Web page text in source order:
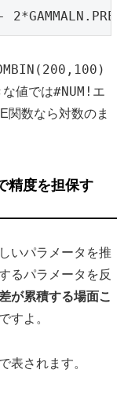
値では#NUM! エ
関数なら対数のま
精度を担保す
いパラメータを推
るパラメータを反
が累積する場面こ
ですよ。
表されます。